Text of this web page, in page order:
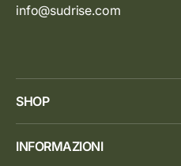
info@sudrise.com
SHOP
INFORMAZIONI